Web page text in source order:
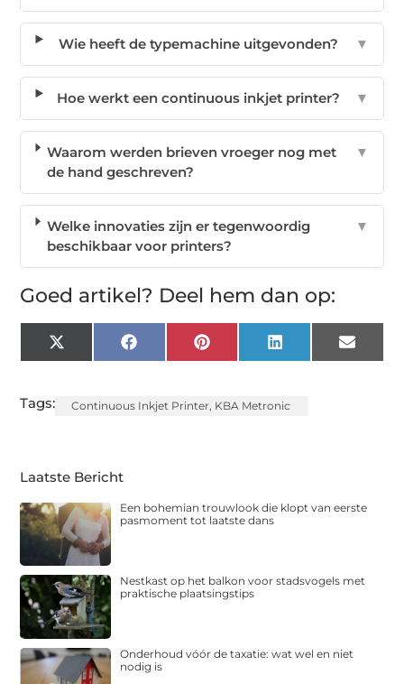
Wie heeft de typemachine uitgevonden? ▼
Hoe werkt een continuous inkjet printer? ▼
Waarom werden brieven vroeger nog met
de hand geschreven?
▼
Welke innovaties zijn er tegenwoordig
beschikbaar voor printers?
▼
Goed artikel? Deel hem dan op:
X
(Twitter)
FacebookPinterest LinkedIn Email
Tags: Continuous Inkjet Printer, KBA Metronic
Laatste Bericht
Een bohemian trouwlook die klopt van eerste
pasmoment tot laatste dans
Nestkast op het balkon voor stadsvogels met
praktische plaatsingstips
Onderhoud vóór de taxatie: wat wel en niet
nodig is